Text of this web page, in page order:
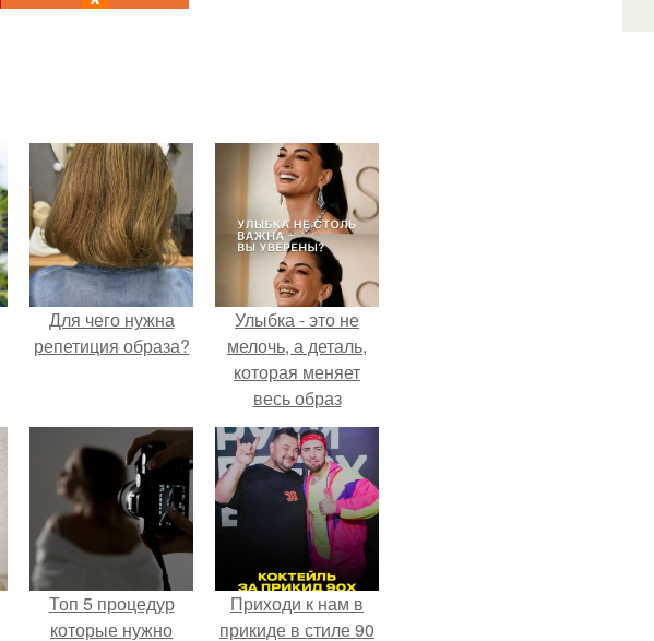
Для чего нужна
репетиция образа?
Улыбка - это не
мелочь, а деталь,
которая меняет
весь образ
человека.
Топ 5 процедур
которые нужно
Приходи к нам в
прикиде в стиле 90